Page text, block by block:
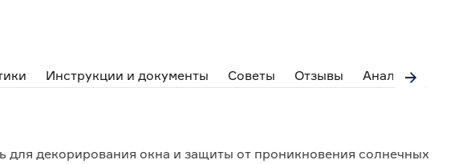
Инструкции и документы Советы Отзывы Аналоги
для декорирования окна и защиты от проникновения солнечных